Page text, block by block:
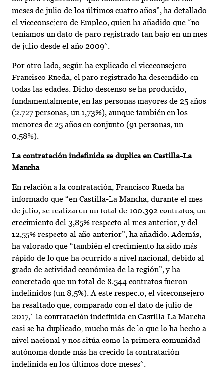
meses de julio de los últimos cuatro años”, ha detallado
el viceconsejero de Empleo, quien ha añadido que “no
teníamos un dato de paro registrado tan bajo en un mes
de julio desde el año 2009”.
Por otro lado, según ha explicado el viceconsejero
Francisco Rueda, el paro registrado ha descendido en
todas las edades. Dicho descenso se ha producido,
fundamentalmente, en las personas mayores de 25 años
(2.727 personas, un 1,73%), aunque también en los
menores de 25 años en conjunto (91 personas, un
0,58%).
La contratación indefinida se duplica en Castilla-La
Mancha
En relación a la contratación, Francisco Rueda ha
informado que “en Castilla-La Mancha, durante el mes
de julio, se realizaron un total de 100.392 contratos, un
crecimiento del 3,85% respecto al mes anterior, y del
12,55% respecto al año anterior”, ha añadido. Además,
ha valorado que “también el crecimiento ha sido más
rápido de lo que ha ocurrido a nivel nacional, debido al
grado de actividad económica de la región”, y ha
concretado que un total de 8.544 contratos fueron
indefinidos (un 8,5%). A este respecto, el viceconsejero
ha resaltado que, comparado con el dato de julio de
2017,” la contratación indefinida en Castilla-La Mancha
casi se ha duplicado, mucho más de lo que lo ha hecho a
nivel nacional y nos sitúa como la primera comunidad
autónoma donde más ha crecido la contratación
indefinida en los últimos doce meses”.